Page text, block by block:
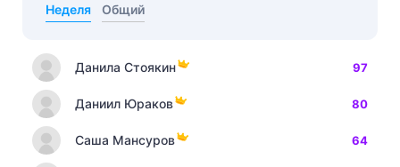
Неделя Общий
Данила Стоякин 97
Даниил Юраков 80
Саша Мансуров 64